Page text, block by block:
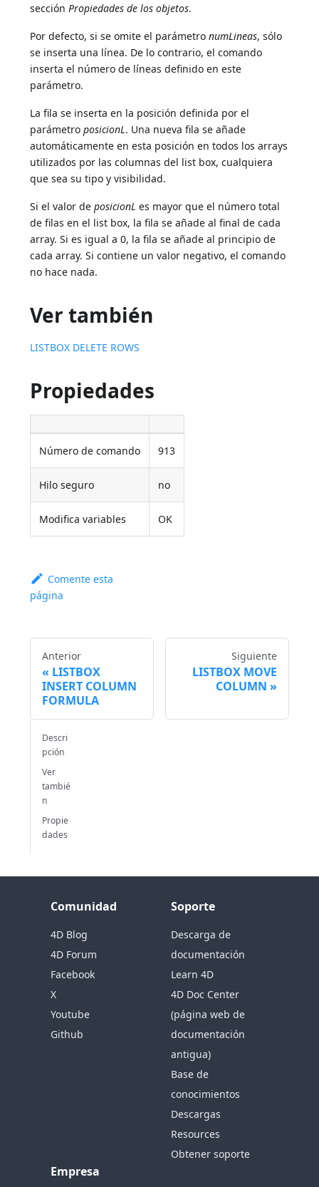
secciónPropiedades de los objetos.
Por defecto, si se omite el parámetronumLineas, sólo
se inserta una línea. De lo contrario, el comando
inserta el número de líneas definido en este
parámetro.
La fila se inserta en la posición definida por el
parámetroposicionL. Una nueva fila se añade
automáticamente en esta posición en todos los arrays
utilizados por las columnas del list box, cualquiera
que sea su tipo y visibilidad.
Si el valor deposicionL es mayor que el número total
de filas en el list box, la fila se añade al final de cada
array. Si es igual a 0, la fila se añade al principio de
cada array. Si contiene un valor negativo, el comando
no hace nada.
Ver también
LISTBOX DELETE ROWS
Propiedades
Número de comando 913
Hilo seguro no
Modifica variables OK
Comente esta
página
Anterior
LISTBOX
INSERT COLUMN
FORMULA
Siguiente
LISTBOX MOVE
COLUMN
Descri
pción
Ver
tambié
n
Propie
dades
Comunidad
4D Blog
4D Forum
Facebook
X
Youtube
Github
Soporte
Descarga de
documentación
Learn 4D
4D Doc Center
(página web de
documentación
antigua)
Base de
conocimientos
Descargas
Resources
Obtener soporte
Empresa